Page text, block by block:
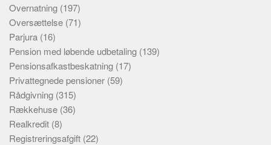
Overnatning (197)
Oversættelse (71)
Parjura (16)
Pension med løbende udbetaling (139)
Pensionsafkastbeskatning (17)
Privattegnede pensioner (59)
Rådgivning (315)
Rækkehuse (36)
Realkredit (8)
Registreringsafgift (22)